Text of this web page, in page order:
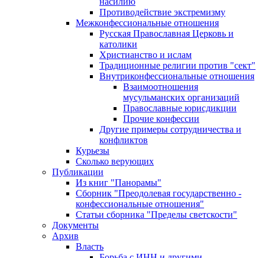
Противодействие экстремизму
Межконфессиональные отношения
Русская Православная Церковь и
католики
Христианство и ислам
Традиционные религии против "сект"
Внутриконфессиональные отношения
Взаимоотношения
мусульманских организаций
Православные юрисдикции
Прочие конфессии
Другие примеры сотрудничества и
конфликтов
Курьезы
Сколько верующих
Публикации
Из книг "Панорамы"
Сборник "Преодолевая государственно -
конфессиональные отношения"
Статьи сборника "Пределы светскости"
Документы
Архив
Власть